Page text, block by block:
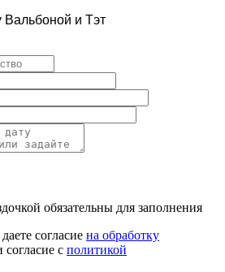
обязательны для заполнения
согласие на обработку
согласие с политикой